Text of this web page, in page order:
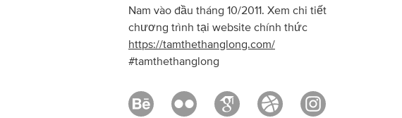
Nam vào đầu tháng 10/2011. Xem chi tiết
chương trình tại website chính thức
https://tamthethanglong.com/
#tamthethanglong